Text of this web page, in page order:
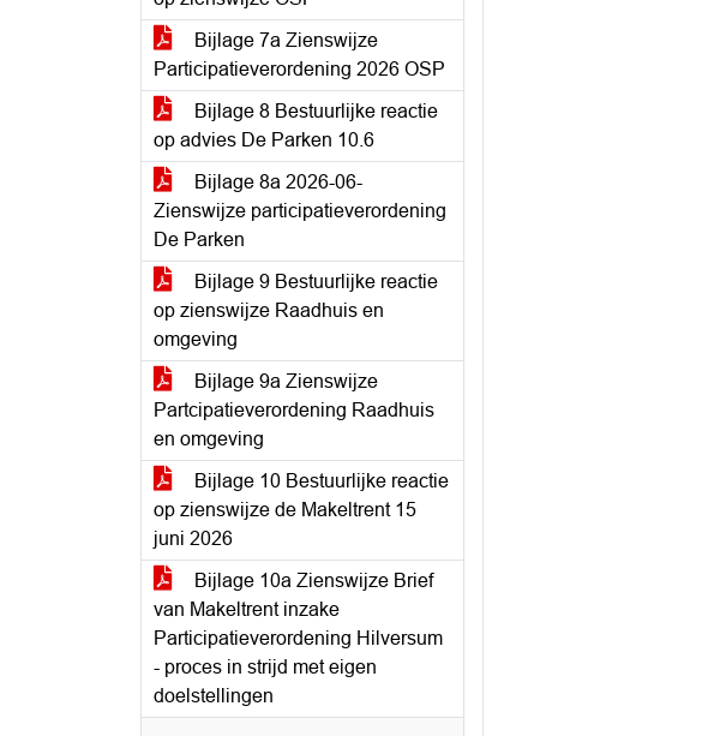
Bijlage 7a Zienswijze
Participatieverordening 2026 OSP
Bijlage 8 Bestuurlijke reactie
op advies De Parken 10.6
Bijlage 8a 2026-06-
Zienswijze participatieverordening
De Parken
Bijlage 9 Bestuurlijke reactie
op zienswijze Raadhuis en
omgeving
Bijlage 9a Zienswijze
Partcipatieverordening Raadhuis
en omgeving
Bijlage 10 Bestuurlijke reactie
op zienswijze de Makeltrent 15
juni 2026
Bijlage 10a Zienswijze Brief
van Makeltrent inzake
Participatieverordening Hilversum
- proces in strijd met eigen
doelstellingen